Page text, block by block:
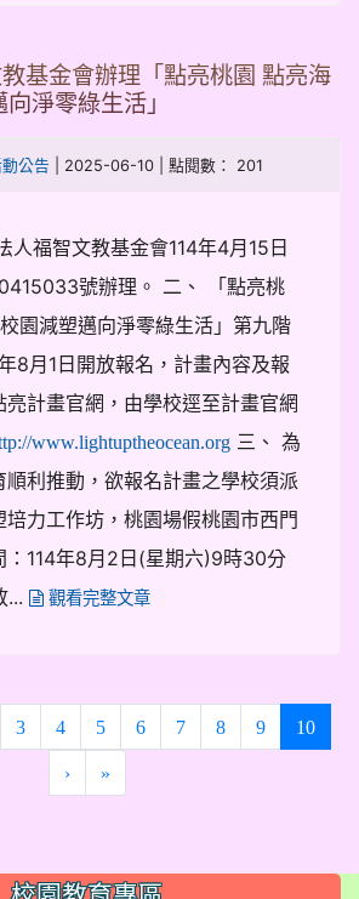
基金會辦理「點亮桃園 點亮海
淨零綠生活」
公告 | 2025-06-10 | 點閱數： 201
人福智文教基金會114年4月15日
號辦理。 二、 「點亮桃
園減塑邁向淨零綠生活」第九階
8月1日開放報名，計畫內容及報
計畫官網，由學校逕至計畫官網
www.lightuptheocean.org 三、 為
利推動，欲報名計畫之學校須派
培力工作坊，桃園場假桃園市西門
：114年8月2日(星期六)9時30分
...
觀看完整文章
3 4 5 6 7 8 9 10
› »